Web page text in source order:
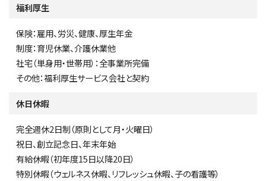
福利厚生
保険：雇用、労災、健康、厚生年金
制度：育児休業、介護休業他
社宅（単身用・世帯用）：全事業所完備
その他：福利厚生サービス会社と契約
休日休暇
完全週休2日制（原則として月・火曜日）
祝日、創立記念日、年末年始
有給休暇（初年度15日以降20日）
特別休暇（ウェルネス休暇、リフレッシュ休暇、子の看護等）